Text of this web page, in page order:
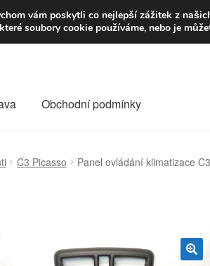
Kč
Obchodní podmínky
C3 Picasso Panel ovládání klimatizace
vám poskytli co nejlepší zážitek z
soubory cookie používáme, nebo je